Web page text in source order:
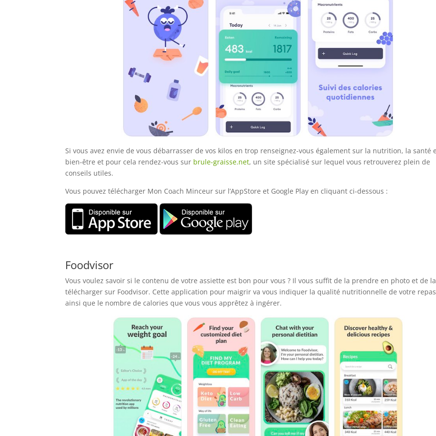
Si vous avez envie de vous débarrasser de vos kilos en trop renseignez-vous également sur la nutrition, la santé
bien-être et pour cela rendez-vous sur brule-graisse.net, un site spécialisé sur lequel vous retrouverez plein de
conseils utiles.
Vous pouvez télécharger Mon Coach Minceur sur l’AppStore et Google Play en cliquant ci-dessous :
Foodvisor
Vous voulez savoir si le contenu de votre assiette est bon pour vous ? Il vous suffit de la prendre en photo et de la
télécharger sur Foodvisor. Cette application pour maigrir va vous indiquer la qualité nutritionnelle de votre
ainsi que le nombre de calories que vous vous apprêtez à ingérer.